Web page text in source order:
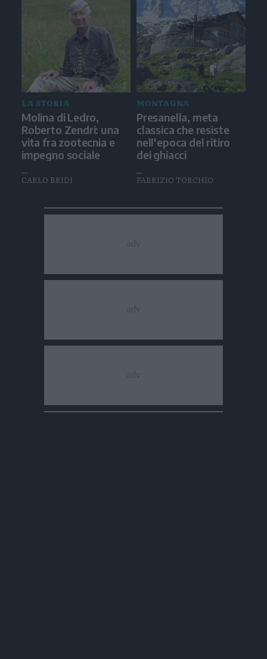
LA STORIA
Molina di Ledro,
Roberto Zendri: una
vita fra zootecnia e
impegno sociale
CARLO BRIDI
MONTAGNA
Presanella, meta
classica che resiste
nell'epoca del ritiro
dei ghiacci
FABRIZIO TORCHIO